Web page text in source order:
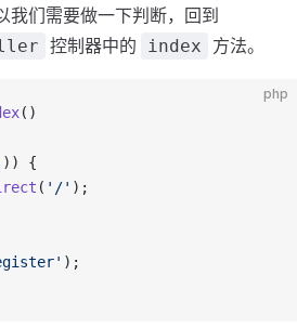
我们需要做一下判断，回到
控制器中的 index 方法。
php
()
{
( '/' );
);